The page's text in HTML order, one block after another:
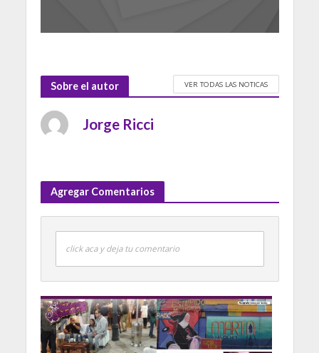
Sobre el autor VER TODAS LAS NOTICAS
Jorge Ricci
Agregar Comentarios
click aca y deja tu comentario